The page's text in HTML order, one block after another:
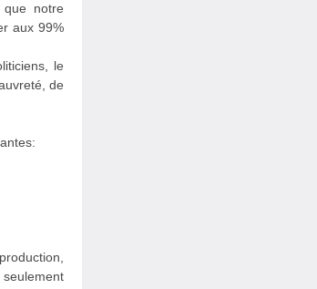
notre
aux 99%
le
de